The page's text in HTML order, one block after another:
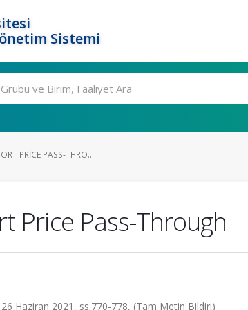
Sistemi
PRICE PASS-THRO...
Price Pass-Through
Haziran 2021, ss.770-778, (Tam Metin Bildiri)